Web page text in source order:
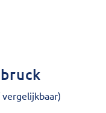
vergelijkbaar)